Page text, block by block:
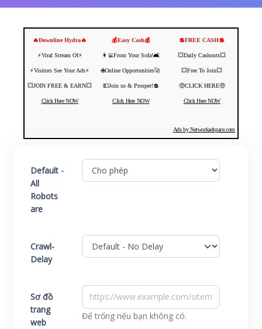
🔥Downline Hydra🔥
⚡️Viral Stream Of⚡️
⚡️Visitors See Your Ads⚡
💥JOIN FREE & EARN💥
Click Here NOW
💰Easy Cash💰
👩‍💻From Your Sofa!🛋️
🌐Online Opportunities🚀
💵Join us & Prosper!💲
Click Here NOW
💲FREE CASH💲
💥Daily Cashouts💥
💥Free To Join💥
🤑CLICK HERE🤑
Click Here NOW
Ads by Networkadspace.com
Default -
All
Robots
are
Crawl-
Delay
Sơ đồ
trang
web
Để trống nếu bạn không có.